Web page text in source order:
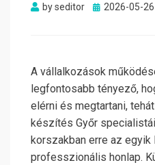
byseditor
Posted
2026-05-26
A vállalkozások
legfontosabb tényező,
elérni és megtartani,
készítés Győr
korszakban erre az
professzionális honlap.